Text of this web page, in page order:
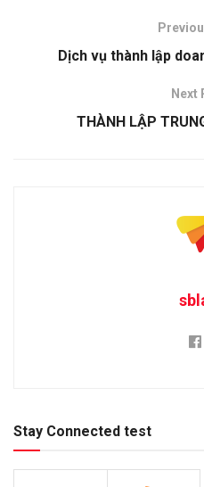
Dịch vụ thành lập
Next
THÀNH LẬP
Stay Connected test